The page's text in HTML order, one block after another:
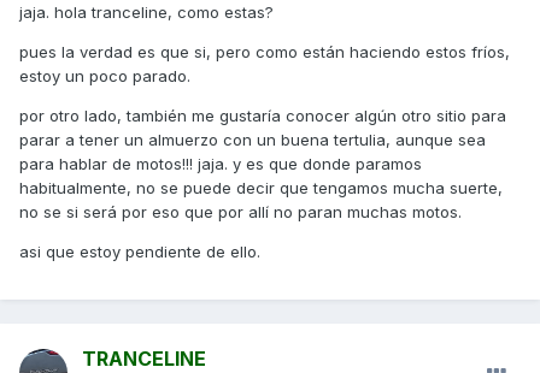
jaja. hola tranceline, como estas?
pues la verdad es que si, pero como están haciendo estos fríos,
estoy un poco parado.
por otro lado, también me gustaría conocer algún otro sitio para
parar a tener un almuerzo con un buena tertulia, aunque sea
para hablar de motos!!! jaja. y es que donde paramos
habitualmente, no se puede decir que tengamos mucha suerte,
no se si será por eso que por allí no paran muchas motos.
asi que estoy pendiente de ello.
TRANCELINE